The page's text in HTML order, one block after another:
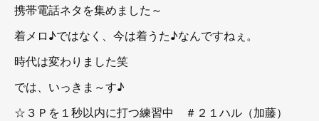
携帯電話ネタを集めました～
着メロ♪ではなく、今は着うた♪なんですねぇ。
時代は変わりました笑
では、いっきま～す♪
☆３Ｐを１秒以内に打つ練習中 ＃２１ハル（加藤）